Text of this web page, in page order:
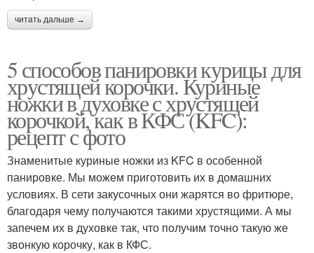
читать дальше →
5 способов панировки курицы для
хрустящей корочки. Куриные
ножки в духовке с хрустящей
корочкой, как в КФС (KFC):
рецепт с фото
Знаменитые куриные ножки из KFC в особенной
панировке. Мы можем приготовить их в домашних
условиях. В сети закусочных они жарятся во фритюре,
благодаря чему получаются такими хрустящими. А мы
запечем их в духовке так, что получим точно такую же
звонкую корочку, как в КФС.